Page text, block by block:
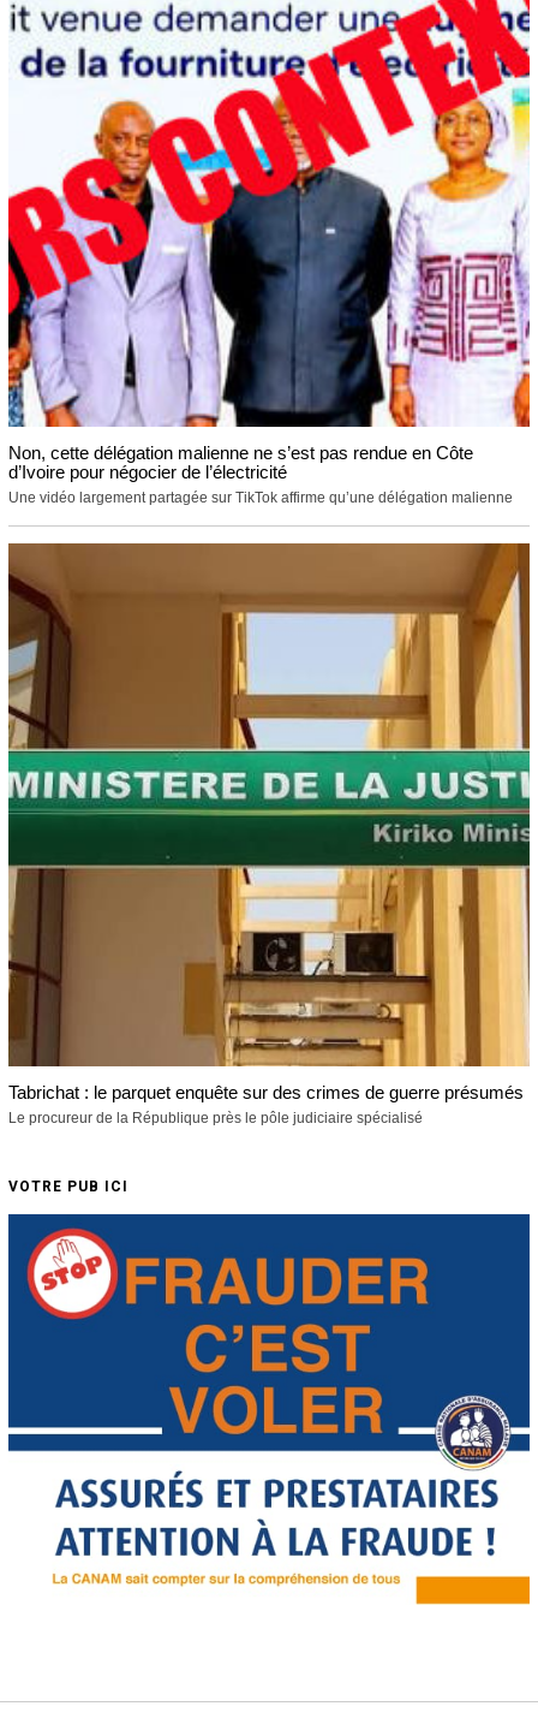
Non, cette délégation malienne ne s’est pas rendue en Côte
d’Ivoire pour négocier de l’électricité
Une vidéo largement partagée sur TikTok affirme qu’une délégation malienne
Tabrichat : le parquet enquête sur des crimes de guerre présumés
Le procureur de la République près le pôle judiciaire spécialisé
VOTRE PUB ICI